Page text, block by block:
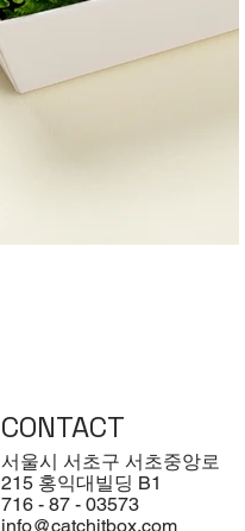
CONTACT
서울시 서초구 서초중앙로
215 홍익대빌딩 B1
716 - 87 - 03573
info@catchitbox.com